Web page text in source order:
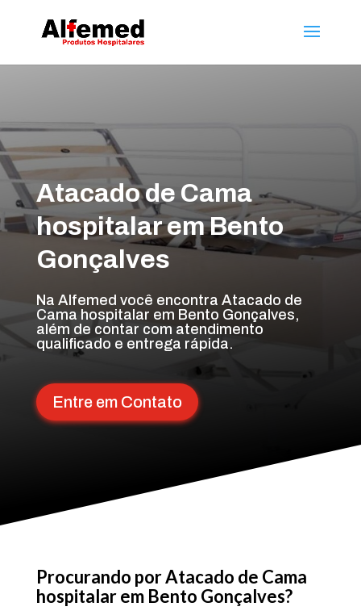
Atacado de Cama
hospitalar em Bento
Gonçalves
Na Alfemed você encontra Atacado de
Cama hospitalar em Bento Gonçalves,
além de contar com atendimento
qualificado e entrega rápida.
Entre em Contato
Procurando por Atacado de Cama
hospitalar em Bento Gonçalves?